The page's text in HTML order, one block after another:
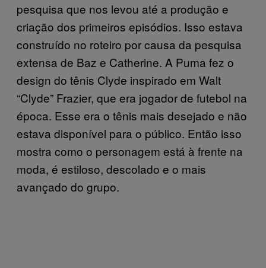
pesquisa que nos levou até a produção e
criação dos primeiros episódios. Isso estava
construído no roteiro por causa da pesquisa
extensa de Baz e Catherine. A Puma fez o
design do tênis Clyde inspirado em Walt
“Clyde” Frazier, que era jogador de futebol na
época. Esse era o tênis mais desejado e não
estava disponível para o público. Então isso
mostra como o personagem está à frente na
moda, é estiloso, descolado e o mais
avançado do grupo.